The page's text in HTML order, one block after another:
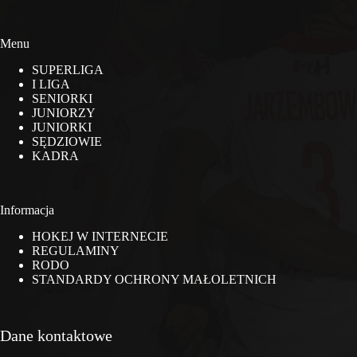
Menu
SUPERLIGA
I LIGA
SENIORKI
JUNIORZY
JUNIORKI
SĘDZIOWIE
KADRA
Informacja
HOKEJ W INTERNECIE
REGULAMINY
RODO
STANDARDY OCHRONY MAŁOLETNICH
Dane kontaktowe